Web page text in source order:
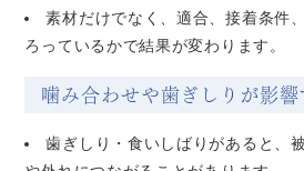
素材だけでなく、適合、接着条件
ろっているかで結果が変わります。
噛み合わせや歯ぎしりが影響
歯ぎしり・食いしばりがあると、